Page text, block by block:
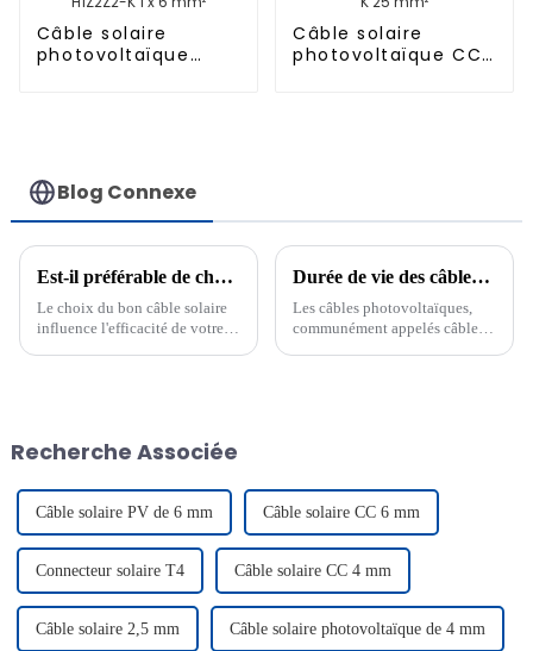
Câble solaire
photovoltaïque
Câble solaire
photovoltaïque CC
Blog Connexe
Est-il préférable de choisir un câble photovoltaïque bipolaire ou monopolaire ?
Le choix du bon câble solaire
influence l'efficacité de votre
installations exigeantes. Les
Durée de vie des câbles photovoltaïques : ce que vous devez savoir
Les câbles photovoltaïques,
communément appelés câbles
Recherche Associée
Câble solaire PV de 6 mm Câble solaire CC 6 mm
Connecteur solaire T4 Câble solaire CC 4 mm
Câble solaire 2,5 mm Câble solaire photovoltaïque de 4 mm